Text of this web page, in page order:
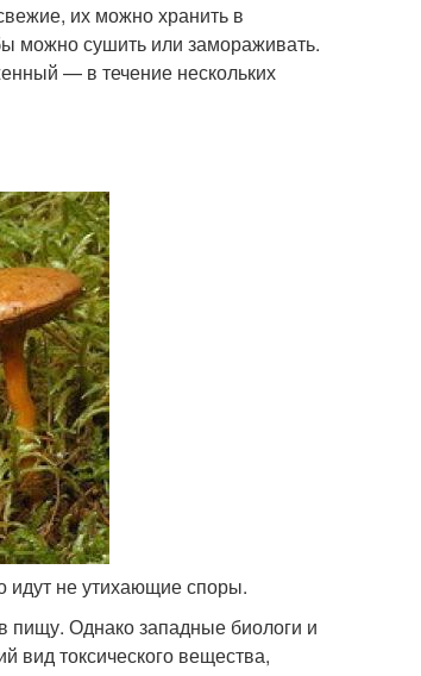
их можно хранить в
можно сушить или замораживать.
— в течение нескольких
идут не утихающие споры.
пищу. Однако западные биологи и
вид токсического вещества,